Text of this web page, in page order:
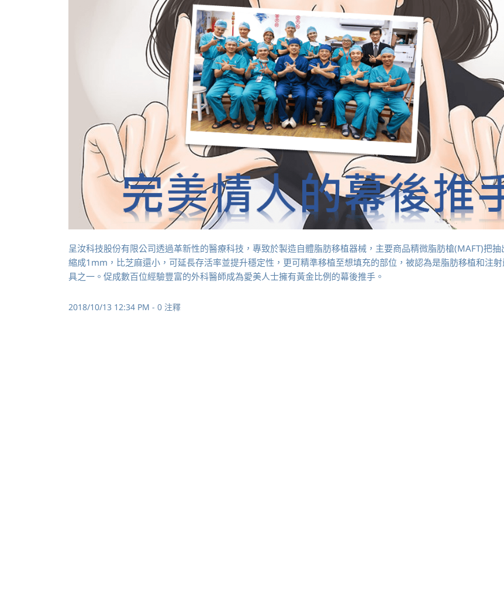
呈汝科技股份有限公司透過革新性的醫療科技，專致於製造自體脂肪移植器械，主要商品精微脂肪槍(MAFT)把
縮成1mm，比芝麻還小，可延長存活率並提升穩定性，更可精準移植至想填充的部位，被認為是脂肪移植和注
具之一。促成數百位經驗豐富的外科醫師成為愛美人士擁有黃金比例的幕後推手。
2018/10/13 12:34 PM - 0 注釋